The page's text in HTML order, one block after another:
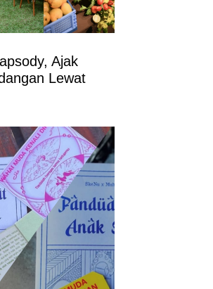
Ajak
Lewat